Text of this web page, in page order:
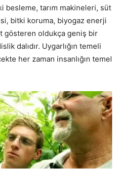
besleme, tarım makineleri, süt
bitki koruma, biyogaz enerji
gösteren oldukça geniş bir
dalıdır. Uygarlığın temeli
her zaman insanlığın temel